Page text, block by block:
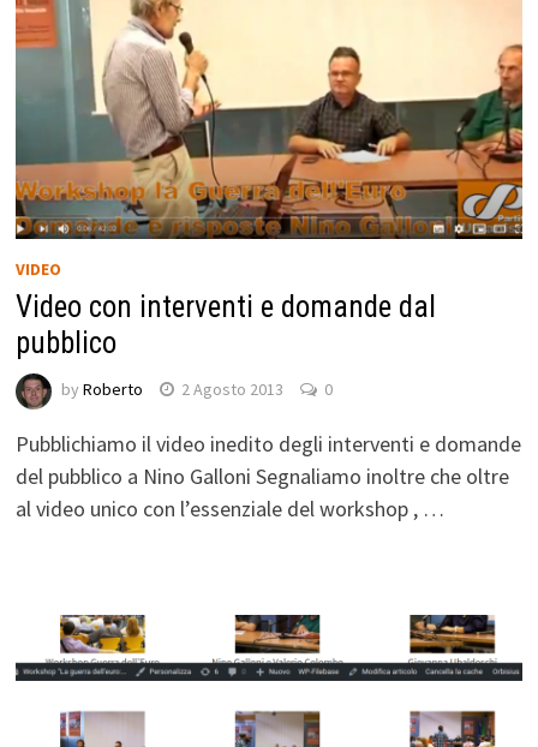
VIDEO
Video con interventi e domande dal
pubblico
by Roberto 2 Agosto 2013 0
Pubblichiamo il video inedito degli interventi e domande
del pubblico a Nino Galloni Segnaliamo inoltre che oltre
al video unico con l’essenziale del workshop , …